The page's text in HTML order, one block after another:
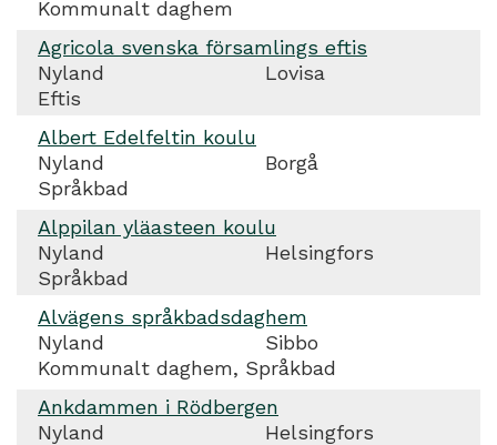
Kommunalt daghem
Agricola svenska församlings eftis
Nyland
Lovisa
Eftis
Albert Edelfeltin koulu
Nyland
Borgå
Språkbad
Alppilan yläasteen koulu
Nyland
Helsingfors
Språkbad
Alvägens språkbadsdaghem
Nyland
Sibbo
Kommunalt daghem, Språkbad
Ankdammen i Rödbergen
Nyland
Helsingfors